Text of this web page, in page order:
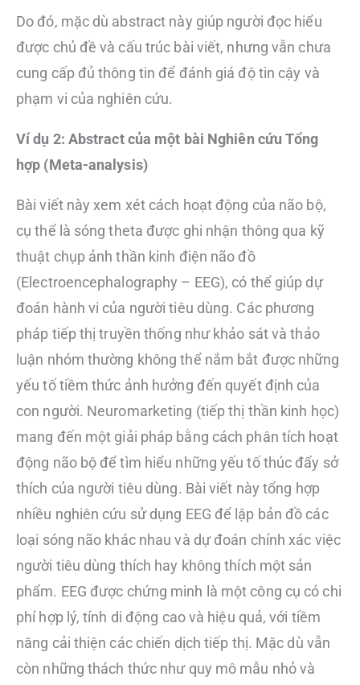
Do đó, mặc dù abstract này giúp người đọc hiểu
được chủ đề và cấu trúc bài viết, nhưng vẫn chưa
cung cấp đủ thông tin để đánh giá độ tin cậy và
phạm vi của nghiên cứu.
Ví dụ 2: Abstract của một bài Nghiên cứu Tổng
hợp (Meta-analysis)
Bài viết này xem xét cách hoạt động của não bộ,
cụ thể là sóng theta được ghi nhận thông qua kỹ
thuật chụp ảnh thần kinh điện não đồ
(Electroencephalography – EEG), có thể giúp dự
đoán hành vi của người tiêu dùng. Các phương
pháp tiếp thị truyền thống như khảo sát và thảo
luận nhóm thường không thể nắm bắt được những
yếu tố tiềm thức ảnh hưởng đến quyết định của
con người. Neuromarketing (tiếp thị thần kinh học)
mang đến một giải pháp bằng cách phân tích hoạt
động não bộ để tìm hiểu những yếu tố thúc đẩy sở
thích của người tiêu dùng. Bài viết này tổng hợp
nhiều nghiên cứu sử dụng EEG để lập bản đồ các
loại sóng não khác nhau và dự đoán chính xác việc
người tiêu dùng thích hay không thích một sản
phẩm. EEG được chứng minh là một công cụ có chi
phí hợp lý, tính di động cao và hiệu quả, với tiềm
năng cải thiện các chiến dịch tiếp thị. Mặc dù vẫn
còn những thách thức như quy mô mẫu nhỏ và